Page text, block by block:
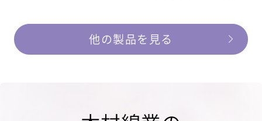
他の製品を見る